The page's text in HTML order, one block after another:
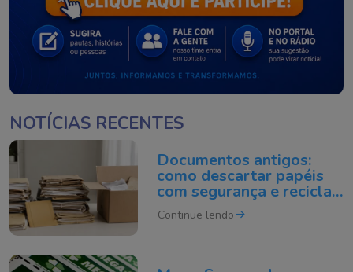
NOTÍCIAS RECENTES
Documentos antigos:
como descartar papéis
com segurança e reciclar
do jeito certo
Continue lendo